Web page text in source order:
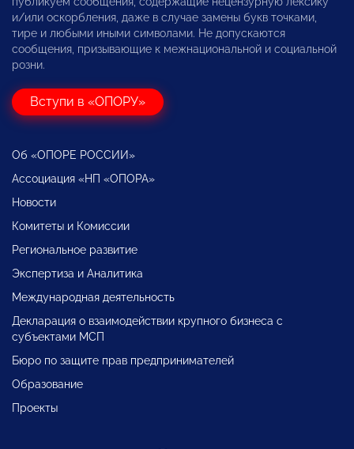
и/или оскорбления, даже в случае замены букв точками,
тире и любыми иными символами. Не допускаются
сообщения, призывающие к межнациональной и социальной
розни.
Вступи в «ОПОРУ»
Об «ОПОРЕ РОССИИ»
Ассоциация «НП «ОПОРА»
Новости
Комитеты и Комиссии
Региональное развитие
Экспертиза и Аналитика
Международная деятельность
Декларация о взаимодействии крупного бизнеса с
субъектами МСП
Бюро по защите прав предпринимателей
Образование
Проекты